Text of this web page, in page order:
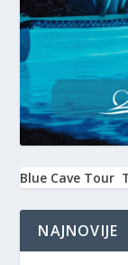
Blue Cave Tour
NAJNOVIJE